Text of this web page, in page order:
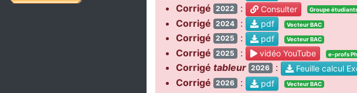
Corrigé 2022 : Consulter Groupe
Corrigé 2024 : pdf Vecteur BAC
Corrigé 2025 : pdf Vecteur BAC
Corrigé 2025 : vidéo YouTube e-profs
Corrigé tableur 2026 : Feuille calcul
Corrigé 2026 : pdf Vecteur BAC